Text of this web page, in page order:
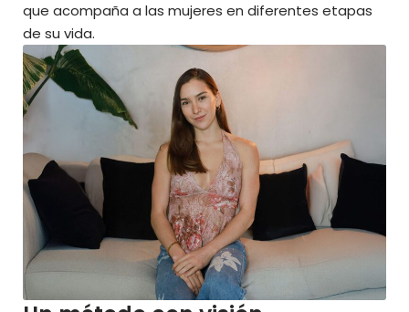
que acompaña a las mujeres en diferentes etapas
de su vida.